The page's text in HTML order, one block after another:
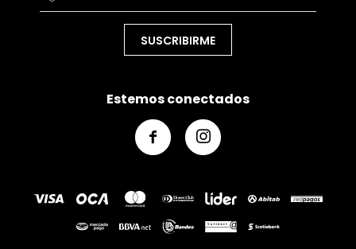
SUSCRIBIRME
Estemos conectados
 